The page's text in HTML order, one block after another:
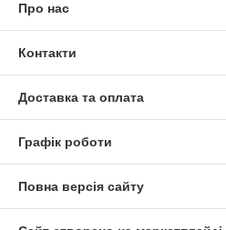
Про нас
Контакти
Доставка та оплата
Графік роботи
Повна версія сайту